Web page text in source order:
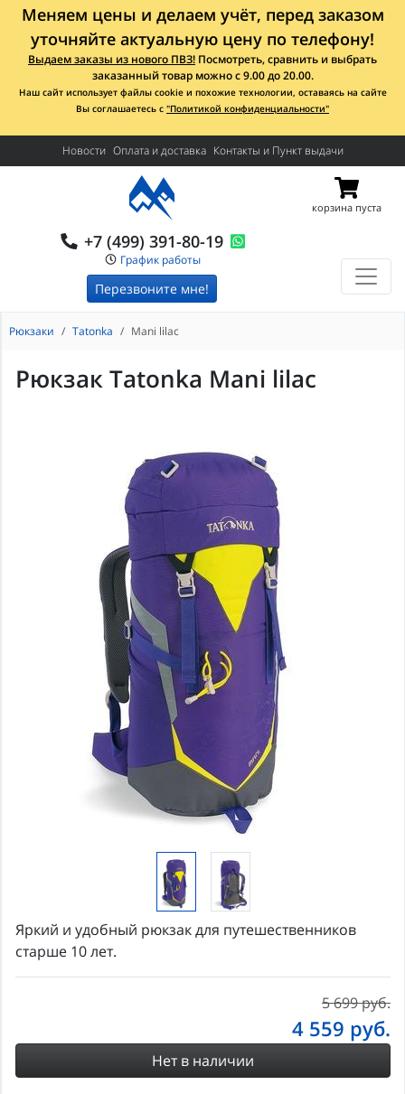
Меняем цены и делаем учёт, перед заказом
уточняйте актуальную цену по телефону!
Выдаем заказы из нового ПВЗ! Посмотреть, сравнить и выбрать
заказанный товар можно с 9.00 до 20.00.
Наш сайт использует файлы cookie и похожие технологии, оставаясь на сайте
Вы соглашаетесь с "Политикой конфиденциальности"
Новости Оплата и доставка Контакты и Пункт выдачи
+7 (499) 391-80-19
График работы
Перезвоните мне!
корзина пуста
Рюкзаки Tatonka Mani lilac
Рюкзак Tatonka Mani lilac
Яркий и удобный рюкзак для путешественников
старше 10 лет.
5 699 руб.
4 559 руб.
Нет в наличии